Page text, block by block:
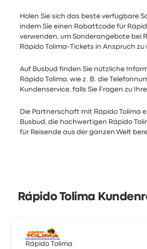
Holen Sie sich das beste verfügbare
indem Sie einen Rabattcode für
verwenden, um Sonderangebote bei
Rápido Tolima-Tickets in Anspruch zu
Auf Busbud finden Sie nützliche
Rápido Tolima, wie z. B. die
Kundenservice, falls Sie Fragen zu
Die Partnerschaft mit Rápido Tolima
Busbud, die hochwertigen Rápido
für Reisende aus der ganzen Welt
Rápido Tolima
Rápido Tolima